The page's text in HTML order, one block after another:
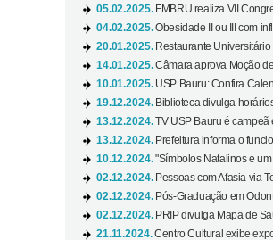
05.02.2025. FMBRU realiza VII
04.02.2025.Obesidade II ou III com
20.01.2025. Restaurante
14.01.2025.Câmara aprova Moção
10.01.2025. USP Bauru: Confira
19.12.2024. Biblioteca divulga
13.12.2024.TV USP Bauru é campeã
13.12.2024. Prefeitura informa o
10.12.2024."Símbolos Natalinos e
02.12.2024. Pessoas com Afasia via
02.12.2024. Pós-Graduação em
02.12.2024. PRIP divulga Mapa de
21.11.2024.Centro Cultural exibe